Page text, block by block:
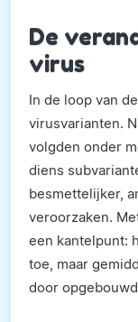
De
virus
In de loop van
virusvarianten.
volgden onder
diens
besmettelijker,
veroorzaken.
een kantelpunt:
toe, maar
door